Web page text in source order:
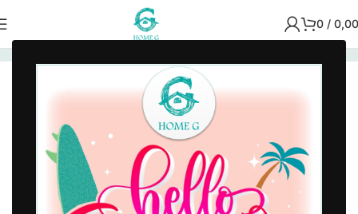
0 / 0,00
Αρχική σελίδα/Χαλιά - Ταπέτα/Miami